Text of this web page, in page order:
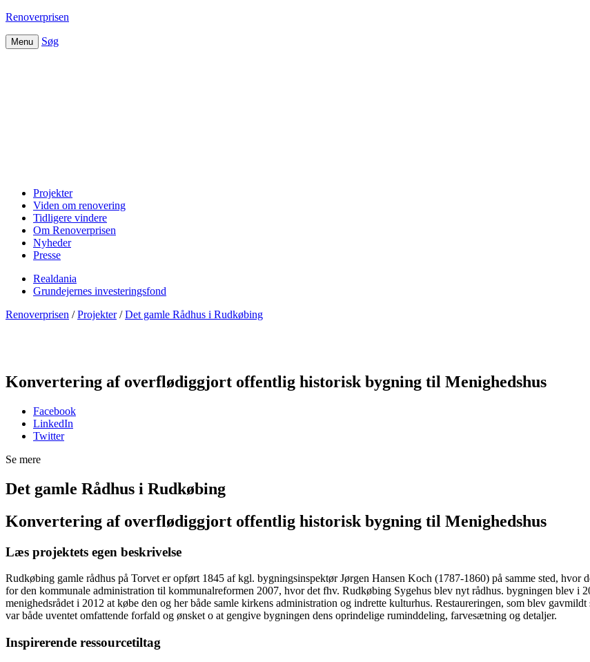
Renoverprisen
Menu Søg
Projekter
Viden om renovering
Tidligere vindere
Om Renoverprisen
Nyheder
Presse
Realdania
Grundejernes investeringsfond
Renoverprisen /Projekter/Det gamle Rådhus i Rudkøbing
Konvertering af overflødiggjort offentlig historisk bygning til Menighedshus
Facebook
LinkedIn
Twitter
Se mere
Det gamle Rådhus i Rudkøbing
Konvertering af overflødiggjort offentlig historisk bygning til Menighedshus
Læs projektets egen beskrivelse
Rudkøbing gamle rådhus på Torvet er opført 1845 af kgl. bygningsinspektør Jørgen Hansen Koch (1787-1860) på samme sted, hvor
for den kommunale administration til kommunalreformen 2007, hvor det fhv. Rudkøbing Sygehus blev nyt rådhus. bygningen blev i
menighedsrådet i 2012 at købe den og her både samle kirkens administration og indrette kulturhus. Restaureringen, som blev
var både uventet omfattende forfald og ønsket o at gengive bygningen dens oprindelige ruminddeling, farvesætning og detaljer.
Inspirerende ressourcetiltag